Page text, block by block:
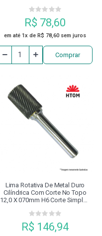
R$ 78,60
em até 1x de R$ 78,60 sem juros
Comprar
Lima Rotativa De Metal Duro
Cilíndrica Com Corte No Topo
12,0 X 070mm H6 Corte Simples
R$ 146,94